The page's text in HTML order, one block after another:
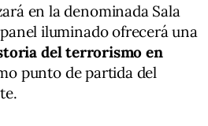
en la denominada Sala
iluminado ofrecerá una
del terrorismo en
punto de partida del